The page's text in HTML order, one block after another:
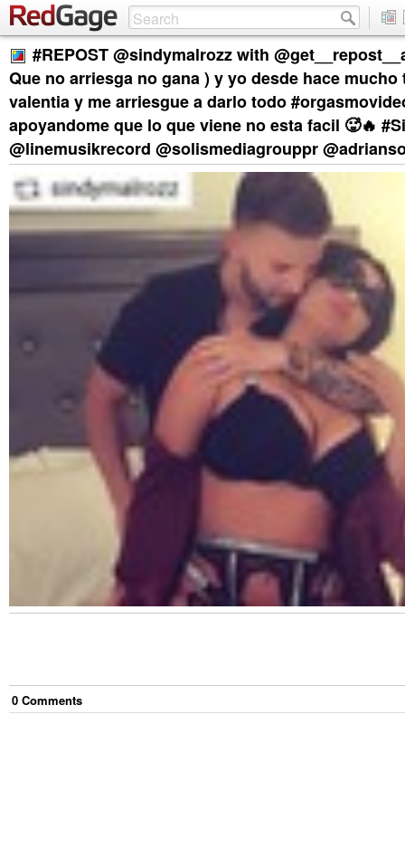
#REPOST @sindymalrozz with
Que no arriesga no gana ) y yo desde hace mucho
valentia y me arriesgue a darlo todo
apoyandome que lo que viene no esta facil 🥵🔥
@linemusikrecord @solismediagrouppr
0 Comments